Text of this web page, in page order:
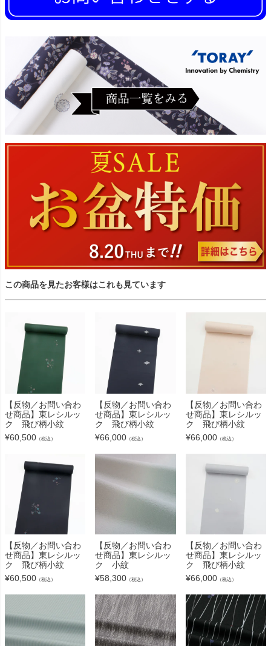
この商品を見たお客様はこれも見ています
【反物／お問い合わ
せ商品】東レシルッ
ク 飛び柄小紋
¥60,500 （税込）
【反物／お問い合わ
せ商品】東レシルッ
ク 飛び柄小紋
¥66,000 （税込）
【反物／お問い合わ
せ商品】東レシルッ
ク 飛び柄小紋
¥66,000（税込）
【反物／お問い合わ
せ商品】東レシルッ
ク 飛び柄小紋
¥60,500 （税込）
【反物／お問い合わ
せ商品】東レシルッ
ク 小紋
¥58,300 （税込）
【反物／お問い合わ
せ商品】東レシルッ
ク 飛び柄小紋
¥66,000（税込）